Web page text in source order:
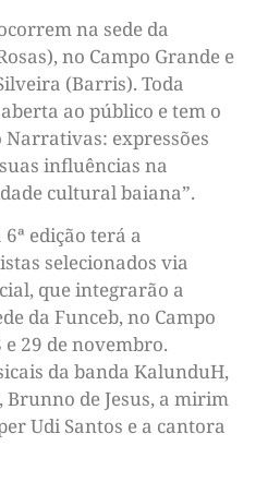
na sede da
no Campo Grande e
(Barris). Toda
ao público e tem o
expressões
influências na
cultural baiana”.
edição terá a
selecionados via
que integrarão a
da Funceb, no Campo
e 29 de novembro.
da banda KalunduH,
Brunno de Jesus, a mirim
Udi Santos e a cantora